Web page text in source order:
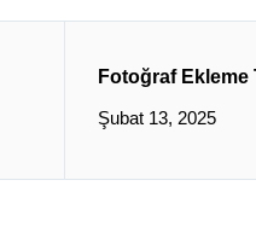
Fotoğraf Ekleme
Şubat 13, 2025